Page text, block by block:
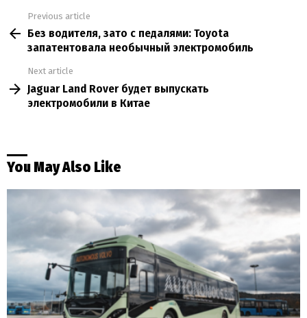
more
Previous article
Без водителя, зато с педалями: Toyota
запатентовала необычный электромобиль
Next article
Jaguar Land Rover будет выпускать
электромобили в Китае
You May Also Like